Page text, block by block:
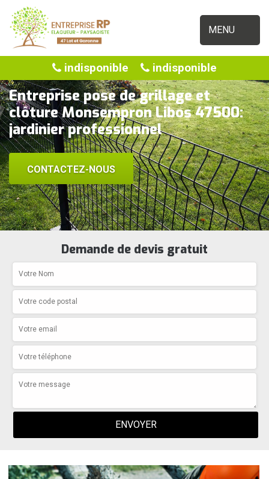
MENU
indisponible indisponible
Entreprise pose de grillage et
clôture Monsempron Libos 47500:
jardinier professionnel
CONTACTEZ-NOUS
Demande de devis gratuit